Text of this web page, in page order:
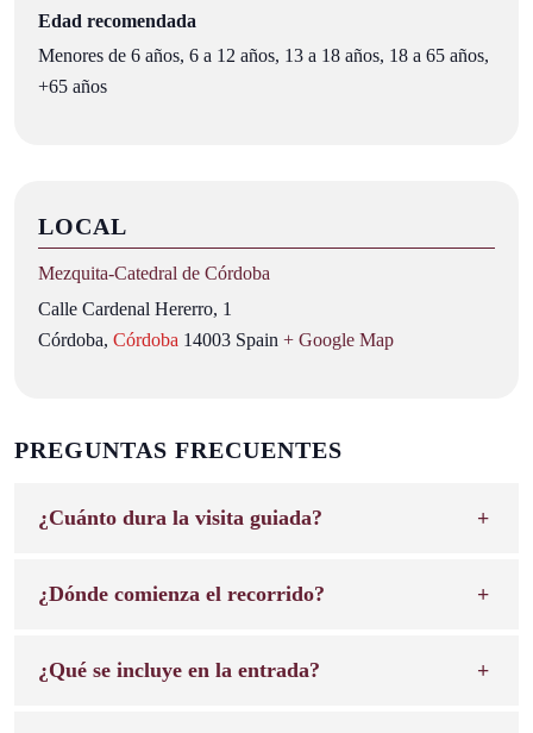
LOCAL
Mezquita‑Catedral de Córdoba
Calle Cardenal Hererro, 1
Córdoba, Córdoba 14003 Spain + Google Map
Edad recomendada
Menores de 6 años, 6 a 12 años, 13 a 18 años, 18 a 65 años,
+65 años
PREGUNTAS FRECUENTES
¿Cuánto dura la visita guiada?
¿Dónde comienza el recorrido?
¿Qué se incluye en la entrada?